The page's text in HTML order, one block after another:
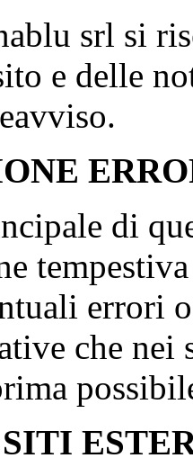
srl si
e delle
di
errori
che
SITI